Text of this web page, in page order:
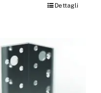
Dettagli